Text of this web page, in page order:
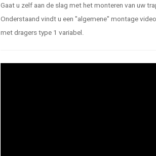
Gaat u zelf aan de slag met het monteren van uw
Onderstaand vindt u een "algemene" montage
met dragers type 1 variabel.